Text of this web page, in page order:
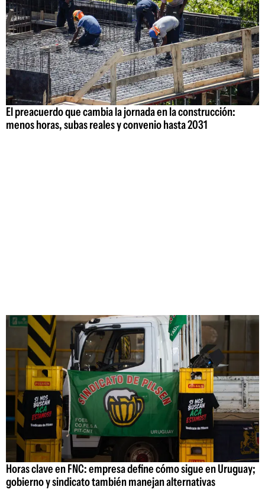
El preacuerdo que cambia la jornada en la construcción:
menos horas, subas reales y convenio hasta 2031
Horas clave en FNC: empresa define cómo sigue en Uruguay;
gobierno y sindicato también manejan alternativas